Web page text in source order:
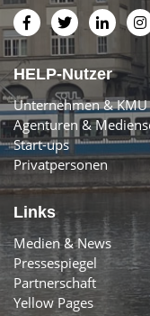
HELP-Nutzer
Unternehmen & KMU
Agenturen &
Start-ups
Privatpersonen
Links
Medien & News
Pressespiegel
Partnerschaft
Yellow Pages